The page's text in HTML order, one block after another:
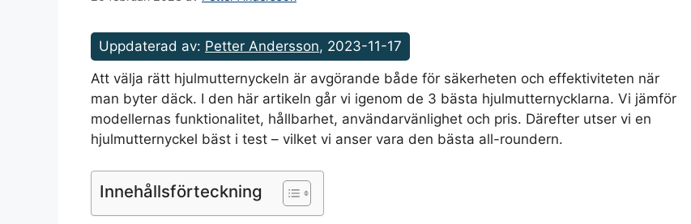
Uppdaterad av: Petter Andersson, 2023-11-17
Att välja rätt hjulmutternyckeln är avgörande både för säkerheten och effektiviteten när
man byter däck. I den här artikeln går vi igenom de 3 bästa hjulmutternycklarna. Vi jämför
modellernas funktionalitet, hållbarhet, användarvänlighet och pris. Därefter utser vi en
hjulmutternyckel bäst i test – vilket vi anser vara den bästa all-roundern.
Innehållsförteckning